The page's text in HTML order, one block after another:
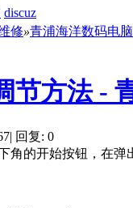
discuz
修»青浦海洋数码电
节方法 -
| 回复: 0
角的开始按钮，在弹